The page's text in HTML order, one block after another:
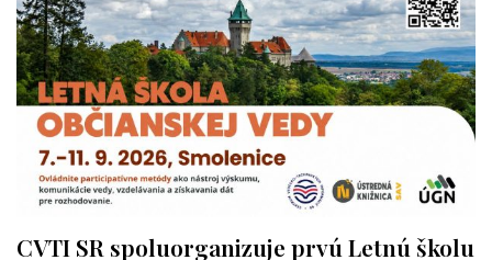
CVTI SR spoluorganizuje prvú Letnú školu